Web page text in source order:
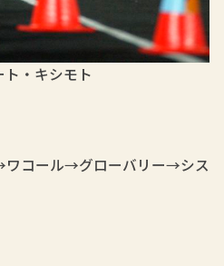
・キシモト
ワコール→グローバリー→シス